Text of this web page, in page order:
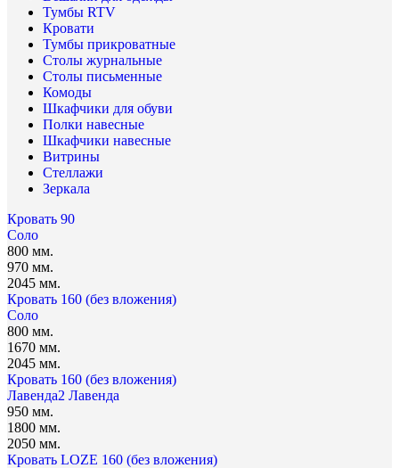
Тумбы RTV
Кровати
Тумбы прикроватные
Столы журнальные
Столы письменные
Комоды
Шкафчики для обуви
Полки навесные
Шкафчики навесные
Витрины
Стеллажи
Зеркала
Кровать 90
Соло
800 мм.
970 мм.
2045 мм.
Кровать 160 (без вложения)
Соло
800 мм.
1670 мм.
2045 мм.
Кровать 160 (без вложения)
Лавенда2 Лавенда
950 мм.
1800 мм.
2050 мм.
Кровать LOZE 160 (без вложения)